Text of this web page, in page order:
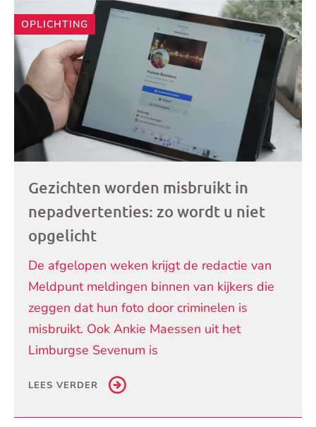
OPLICHTING
Gezichten worden misbruikt in
nepadvertenties: zo wordt u niet
opgelicht
De afgelopen weken krijgt de redactie van
Meldpunt meldingen binnen van kijkers die
zeggen dat hun foto door criminelen is
misbruikt. Ook Ankie Maessen uit het
Limburgse Sevenum is
LEES VERDER